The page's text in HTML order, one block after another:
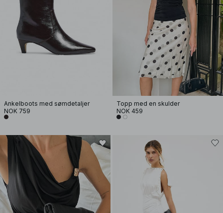
Ankelboots med sømdetaljer
NOK 759
Topp med en skulder
NOK 459